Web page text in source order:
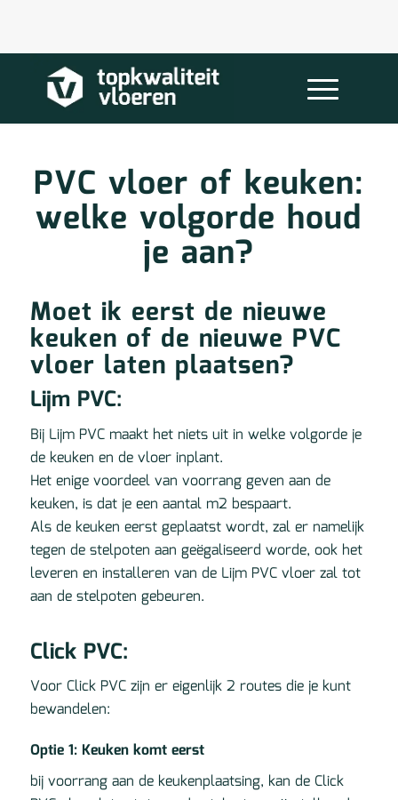
PVC vloer of keuken:
welke volgorde houd
je aan?
Moet ik eerst de nieuwe
keuken of de nieuwe PVC
vloer laten plaatsen?
Lijm PVC:
Bij Lijm PVC maakt het niets uit in welke volgorde je
de keuken en de vloer inplant.
Het enige voordeel van voorrang geven aan de
keuken, is dat je een aantal m2 bespaart.
Als de keuken eerst geplaatst wordt, zal er namelijk
tegen de stelpoten aan geëgaliseerd worde, ook het
leveren en installeren van de Lijm PVC vloer zal tot
aan de stelpoten gebeuren.
Click PVC:
Voor Click PVC zijn er eigenlijk 2 routes die je kunt
bewandelen:
Optie 1: Keuken komt eerst
bij voorrang aan de keukenplaatsing, kan de Click